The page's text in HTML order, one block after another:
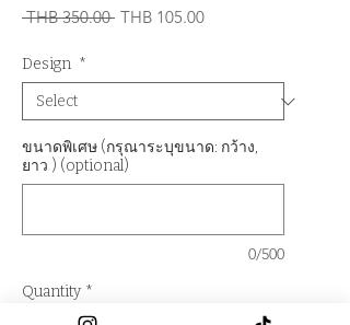
THB 350.00 Regular
THB 105.00Sale
Design *
ขนาดพิเศษ (กรุณาระบุขนาด: กว้าง,
ยาว ) (optional)
0/500
Quantity *